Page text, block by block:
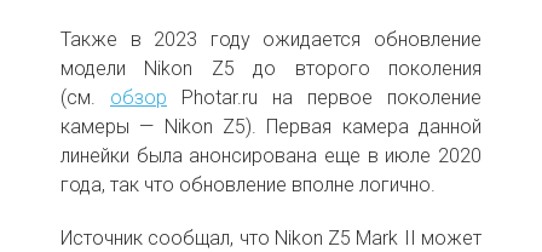
Также в 2023 году ожидается обновление
модели Nikon Z5 до второго поколения
(см.
обзор
Photar.ru на первое поколение
камеры — Nikon Z5). Первая камера данной
линейки была анонсирована еще в июле 2020
года, так что обновление вполне логично.
Источник сообщал, что Nikon Z5 Mark II может